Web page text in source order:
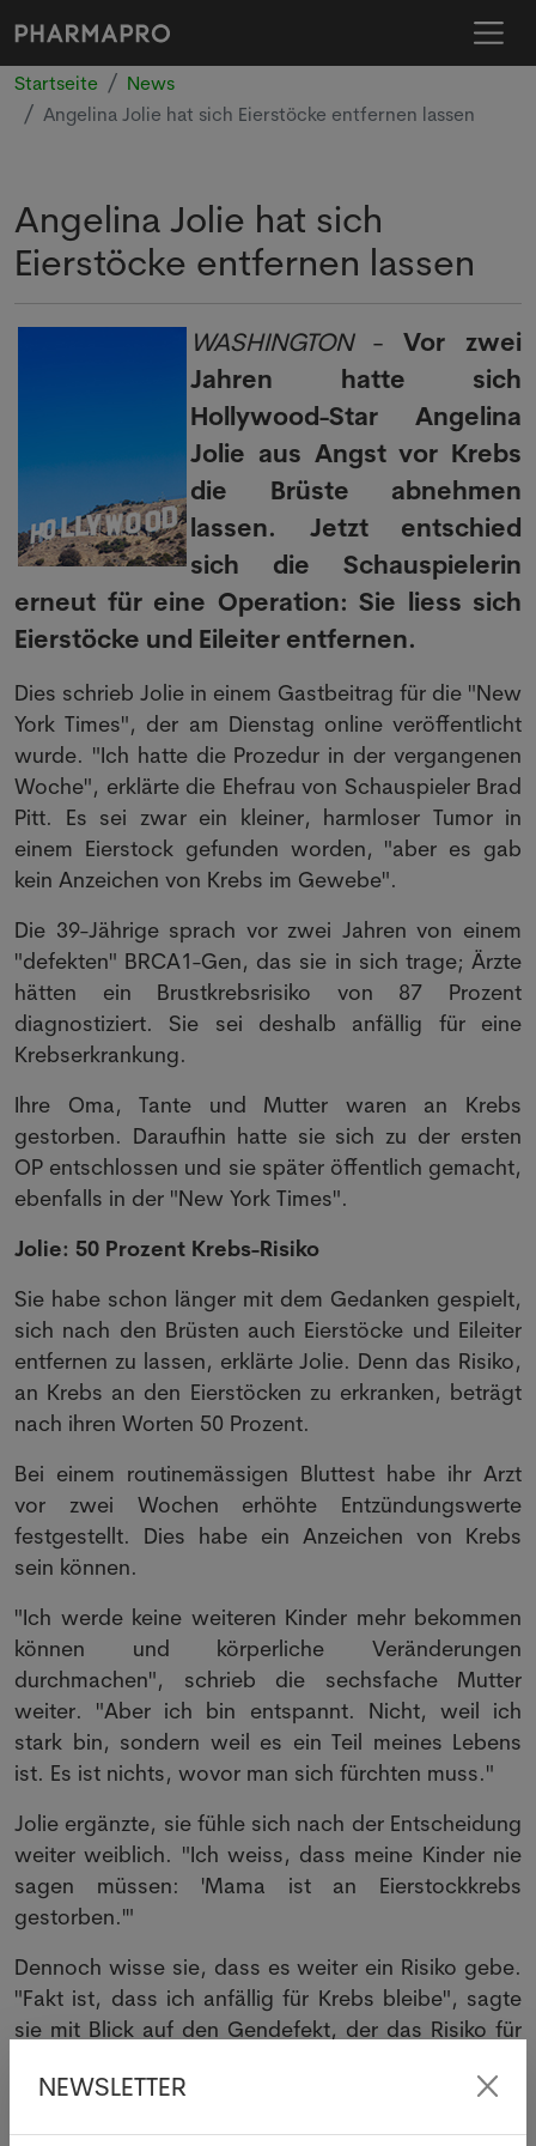
Startseite
News
Angelina Jolie hat sich Eierstöcke entfernen lassen
Angelina Jolie hat sich
Eierstöcke entfernen lassen
WASHINGTON- Vor zwei
Jahren hatte sich
Hollywood-Star Angelina
Jolie aus Angst vor Krebs
die Brüste abnehmen
lassen. Jetzt entschied
sich die Schauspielerin
erneut für eine Operation: Sie liess sich
Eierstöcke und Eileiter entfernen.
Dies schrieb Jolie in einem Gastbeitrag für die "New
York Times", der am Dienstag online veröffentlicht
wurde. "Ich hatte die Prozedur in der vergangenen
Woche", erklärte die Ehefrau von Schauspieler Brad
Pitt. Es sei zwar ein kleiner, harmloser Tumor in
einem Eierstock gefunden worden, "aber es gab
kein Anzeichen von Krebs im Gewebe".
Die 39-Jährige sprach vor zwei Jahren von einem
"defekten" BRCA1-Gen, das sie in sich trage; Ärzte
hätten ein Brustkrebsrisiko von 87 Prozent
diagnostiziert. Sie sei deshalb anfällig für eine
Krebserkrankung.
Ihre Oma, Tante und Mutter waren an Krebs
gestorben. Daraufhin hatte sie sich zu der ersten
OP entschlossen und sie später öffentlich gemacht,
ebenfalls in der "New York Times".
Jolie: 50 Prozent Krebs-Risiko
Sie habe schon länger mit dem Gedanken gespielt,
sich nach den Brüsten auch Eierstöcke und Eileiter
entfernen zu lassen, erklärte Jolie. Denn das Risiko,
an Krebs an den Eierstöcken zu erkranken, beträgt
nach ihren Worten 50 Prozent.
Bei einem routinemässigen Bluttest habe ihr Arzt
vor zwei Wochen erhöhte Entzündungswerte
festgestellt. Dies habe ein Anzeichen von Krebs
sein können.
"Ich werde keine weiteren Kinder mehr bekommen
können und körperliche Veränderungen
durchmachen", schrieb die sechsfache Mutter
weiter. "Aber ich bin entspannt. Nicht, weil ich
stark bin, sondern weil es ein Teil meines Lebens
ist. Es ist nichts, wovor man sich fürchten muss."
Jolie ergänzte, sie fühle sich nach der Entscheidung
weiter weiblich. "Ich weiss, dass meine Kinder nie
sagen müssen: 'Mama ist an Eierstockkrebs
gestorben.'"
Dennoch wisse sie, dass es weiter ein Risiko gebe.
"Fakt ist, dass ich anfällig für Krebs bleibe", sagte
sie mit Blick auf den Gendefekt, der das Risiko für
NEWSLETTER